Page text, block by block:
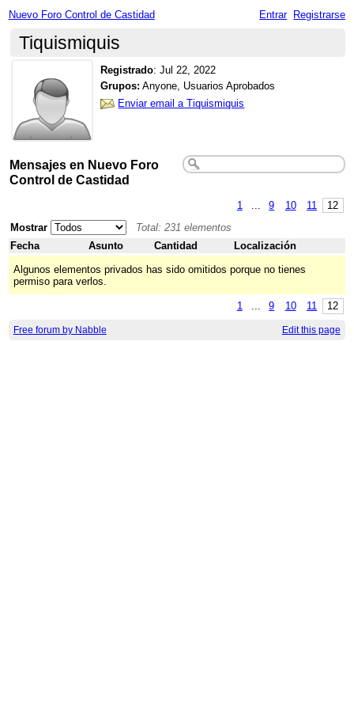
Nuevo Foro Control de Castidad Entrar Registrarse
Tiquismiquis
Registrado:Jul 22, 2022
Grupos: Anyone, Usuarios Aprobados
Enviar email a Tiquismiquis
Mensajes en Nuevo Foro
Control de Castidad
1 9 10 11
12
Mostrar
Total: 231 elementos
Fecha
Asunto Cantidad
Localización
Algunos elementos privados has sido omitidos porque no tienes
permiso para verlos.
1 ... 9 10 11 12
Free forum by Nabble Edit this page